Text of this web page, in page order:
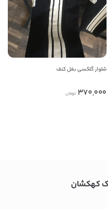
شلوار گلکسی بغل کنف
370,000 تومان
کهکشان